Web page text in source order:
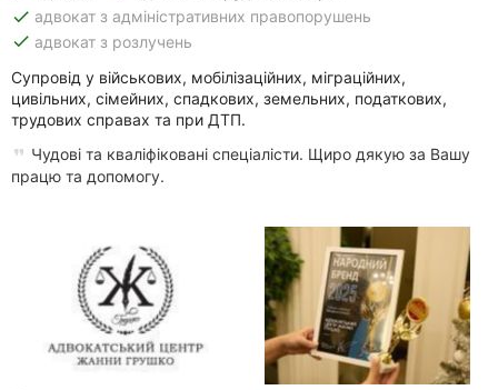
Ужгород
done адвокат з адміністративних правопорушень
done адвокат з розлучень
Супровід у військових, мобілізаційних, міграційних,
цивільних, сімейних, спадкових, земельних, податкових,
трудових справах та при ДТП.
Чудові та кваліфіковані спеціалісти. Щиро дякую за Вашу
працю та допомогу.